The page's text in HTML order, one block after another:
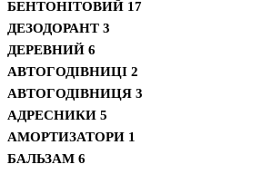
БЕНТОНІТОВИЙ 17
ДЕЗОДОРАНТ 3
ДЕРЕВНИЙ 6
АВТОГОДІВНИЦІ 2
АВТОГОДІВНИЦЯ 3
АДРЕСНИКИ 5
АМОРТИЗАТОРИ 1
БАЛЬЗАМ 6